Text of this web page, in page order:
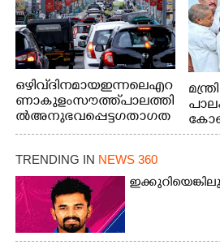
ഒഴിവ് ദിനമായ ഇന്നലെ എറ
ണാകുളം സൗത്ത് പാലത്തി
ൽ അനുഭവപ്പെട്ട ഗതാഗത
ക്കുരുക്ക്
TRENDING IN NEWS 360